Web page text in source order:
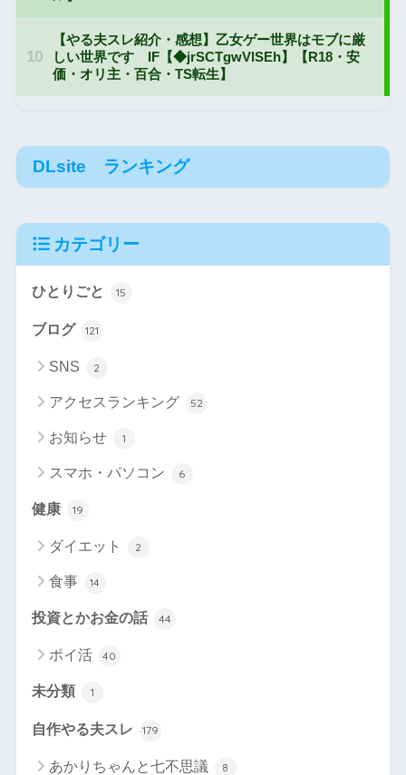
DLsite ランキング
カテゴリー
ひとりごと 15
ブログ 121
SNS 2
アクセスランキング 52
お知らせ 1
スマホ・パソコン 6
健康 19
ダイエット 2
食事 14
投資とかお金の話 44
ポイ活 40
未分類 1
自作やる夫スレ 179
あかりちゃんと七不思議 8